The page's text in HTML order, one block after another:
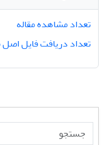
تعداد مشاهده مقاله
تعداد دریافت فایل اصل